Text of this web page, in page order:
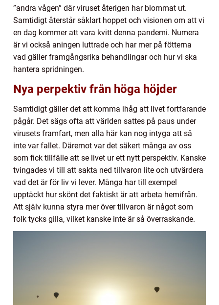
”andra vågen” där viruset återigen har blommat ut.
Samtidigt återstår såklart hoppet och visionen om att vi
en dag kommer att vara kvitt denna pandemi. Numera
är vi också aningen luttrade och har mer på fötterna
vad gäller framgångsrika behandlingar och hur vi ska
hantera spridningen.
Nya perpektiv från höga höjder
Samtidigt gäller det att komma ihåg att livet fortfarande
pågår. Det sägs ofta att världen sattes på paus under
virusets framfart, men alla här kan nog intyga att så
inte var fallet. Däremot var det säkert många av oss
som fick tillfälle att se livet ur ett nytt perspektiv. Kanske
tvingades vi till att sakta ned tillvaron lite och utvärdera
vad det är för liv vi lever. Många har till exempel
upptäckt hur skönt det faktiskt är att arbeta hemifrån.
Att själv kunna styra mer över tillvaron är något som
folk tycks gilla, vilket kanske inte är så överraskande.